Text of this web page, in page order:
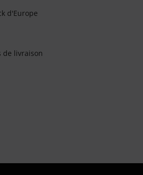
d'Europe
de livraison